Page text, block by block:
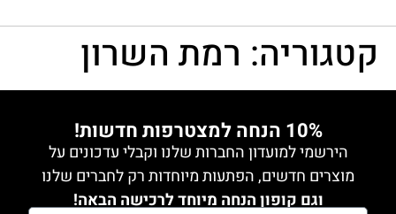
קטגוריה: רמת השרון
10% הנחה למצטרפות חדשות!
הירשמי למועדון החברות שלנו וקבלי עדכונים על
מוצרים חדשים, הפתעות מיוחדות רק לחברים שלנו
וגם קופון הנחה מיוחד לרכישה הבאה!